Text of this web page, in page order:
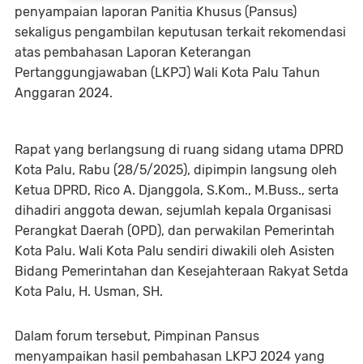
penyampaian laporan Panitia Khusus (Pansus)
sekaligus pengambilan keputusan terkait rekomendasi
atas pembahasan Laporan Keterangan
Pertanggungjawaban (LKPJ) Wali Kota Palu Tahun
Anggaran 2024.
Rapat yang berlangsung di ruang sidang utama DPRD
Kota Palu, Rabu (28/5/2025), dipimpin langsung oleh
Ketua DPRD, Rico A. Djanggola, S.Kom., M.Buss., serta
dihadiri anggota dewan, sejumlah kepala Organisasi
Perangkat Daerah (OPD), dan perwakilan Pemerintah
Kota Palu. Wali Kota Palu sendiri diwakili oleh Asisten
Bidang Pemerintahan dan Kesejahteraan Rakyat Setda
Kota Palu, H. Usman, SH.
Dalam forum tersebut, Pimpinan Pansus
menyampaikan hasil pembahasan LKPJ 2024 yang